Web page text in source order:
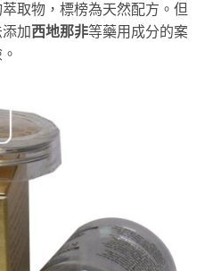
取物，標榜為天然配方。但
加西地那非等藥用成分的案